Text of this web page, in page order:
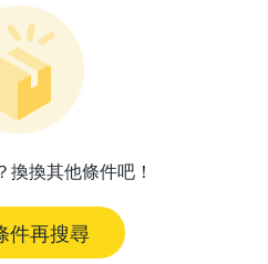
換換其他條件吧！
件再搜尋